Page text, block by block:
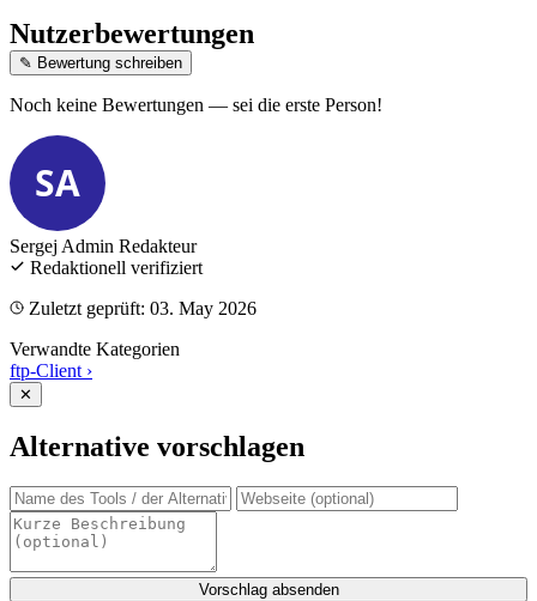
Nutzerbewertungen
✎ Bewertung schreiben
Noch keine Bewertungen — sei die erste Person!
SA
Sergej Admin Redakteur
Redaktionell verifiziert
Zuletzt geprüft: 03. May 2026
Verwandte Kategorien
ftp-Client ›
✕
Alternative vorschlagen
Vorschlag absenden